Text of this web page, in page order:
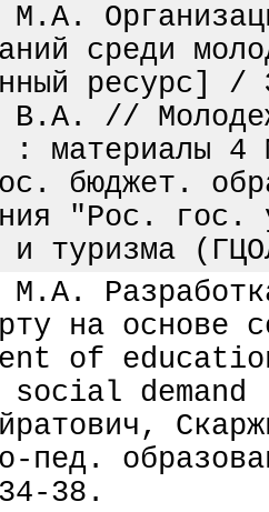
М.А.
среди
ресурс]
В.А. //
: материалы
бюджет.
"Рос.
и туризма
М.А.
на основе
of
demand
пед.
38.